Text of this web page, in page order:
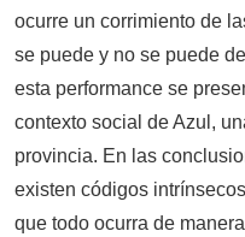
ocurre un corrimiento de
se puede y no se puede
esta performance se
contexto social de Azul,
provincia. En las
existen códigos
que todo ocurra de